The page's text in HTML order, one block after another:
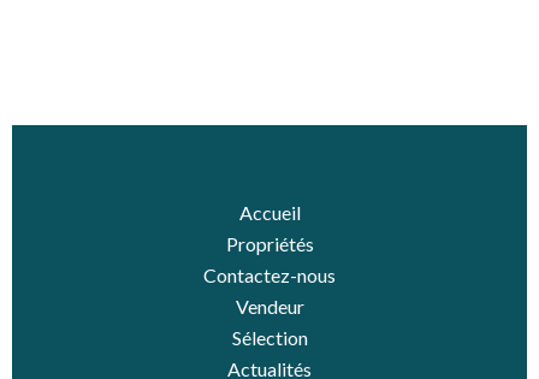
Accueil
Propriétés
Contactez-nous
Vendeur
Sélection
Actualités